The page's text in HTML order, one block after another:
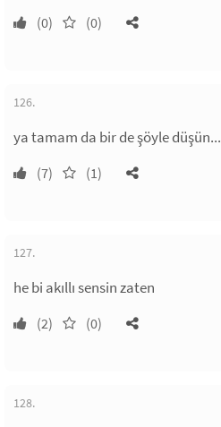
(0) (0)
126.
ya tamam da bir de şöyle düşün...
(7) (1)
127.
he bi akıllı sensin zaten
(2) (0)
128.